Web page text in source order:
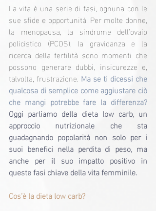
La vita è una serie di fasi, ognuna con le
sue sfide e opportunità. Per molte donne,
la menopausa, la sindrome dell’ovaio
policistico (PCOS), la gravidanza e la
ricerca della fertilità sono momenti che
possono generare dubbi, insicurezze e,
talvolta, frustrazione. Ma se ti dicessi che
qualcosa di semplice come aggiustare ciò
Oggi parliamo della dieta low carb, un
approccio nutrizionale che sta
guadagnando popolarità non solo per i
suoi benefici nella perdita di peso, ma
anche per il suo impatto positivo in
queste fasi chiave della vita femminile.
Cos’è la dieta low carb?